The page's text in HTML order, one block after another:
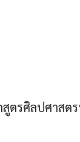
รศิลปศาสต